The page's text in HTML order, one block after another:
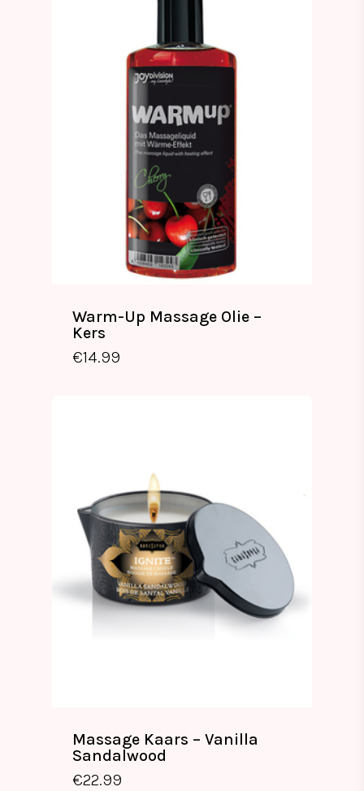
Warm-Up Massage Olie –
Kers
€14.99
Massage Kaars – Vanilla
Sandalwood
€22.99